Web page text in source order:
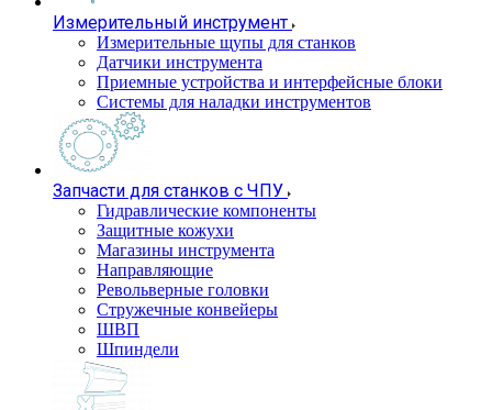
Измерительный инструмент
Измерительные щупы для станков
Датчики инструмента
Приемные устройства и интерфейсные блоки
Системы для наладки инструментов
Запчасти для станков с ЧПУ
Гидравлические компоненты
Защитные кожухи
Магазины инструмента
Направляющие
Револьверные головки
Стружечные конвейеры
ШВП
Шпиндели